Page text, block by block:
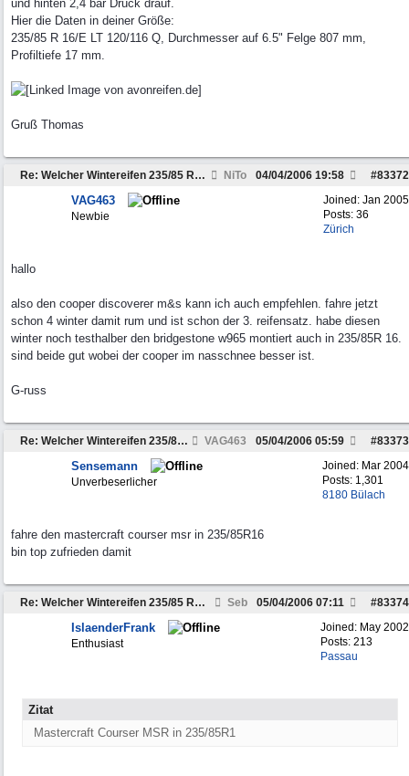
und hinten 2,4 bar Druck drauf.
Hier die Daten in deiner Größe:
235/85 R 16/E LT 120/116 Q, Durchmesser auf 6.5" Felge 807 mm,
Profiltiefe 17 mm.
Gruß Thomas
Re: Welcher Wintereifen 235/85 R16 ist wirklich gut? NiTo #83372
04/04/2006 19:58
Joined: Jan 2005
Posts: 36
Zürich
VAG463
Newbie
hallo
also den cooper discoverer m&s kann ich auch empfehlen. fahre jetzt
schon 4 winter damit rum und ist schon der 3. reifensatz. habe diesen
winter noch testhalber den bridgestone w965 montiert auch in 235/85R 16.
sind beide gut wobei der cooper im nasschnee besser ist.
G-russ
Re: Welcher Wintereifen 235/85 R16 ist wirklich gu VAG463 #83373
05/04/2006 05:59
Joined: Mar 2004
Posts: 1,301
8180 Bülach
Sensemann
Unverbeserlicher
fahre den mastercraft courser msr in 235/85R16
bin top zufrieden damit
Re: Welcher Wintereifen 235/85 R16 ist wirklich gut? Seb #83374
05/04/2006 07:11
Joined: May 2002
Posts: 213
Passau
IslaenderFrank
Enthusiast
Zitat
Mastercraft Courser MSR in 235/85R1